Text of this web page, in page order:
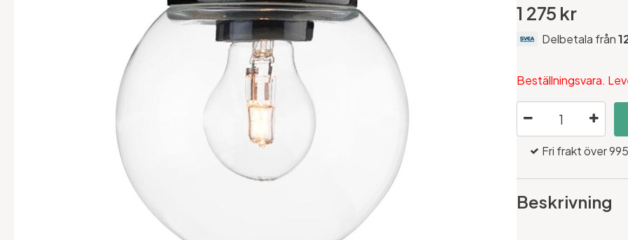
1 275 kr
Delbetala från
Beställningsvara.
Fri frakt över
Beskrivning